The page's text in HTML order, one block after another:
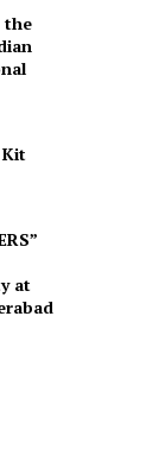
the
Kit
at